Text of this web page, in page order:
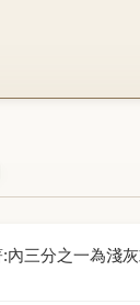
內三分之一為淺